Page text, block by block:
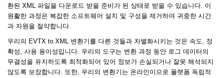
환된 XML 파일을 다운로드 받을 준비가 된 상태로 받을 수 있습니다. 이
원활한 과정은 복잡한 소프트웨어 설치 및 구성을 제거하여 귀중한 시간
과 자원을 절약합니다.
우리의 EVTX to XML 변환기를 다른 것들과 차별화시키는 것은 속도, 정
확성, 사용 용이성입니다. 우리의 도구는 변환 과정 동안 로그 데이터의
무결성을 유지하도록 최적화되어 있어 정보가 손실되거나 잘못 해석되지
않도록 보장합니다. 또한, 우리의 변환기는 온라인이므로 플랫폼 독립적